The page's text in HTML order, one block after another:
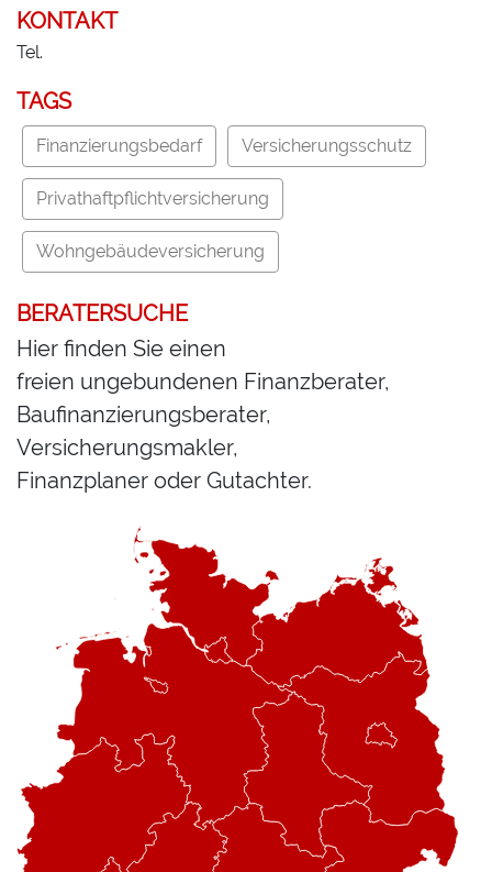
KONTAKT
Tel.
TAGS
Finanzierungsbedarf Versicherungsschutz
Privathaftpflichtversicherung
Wohngebäudeversicherung
BERATERSUCHE
Hier finden Sie einen
freien ungebundenen Finanzberater,
Baufinanzierungsberater,
Versicherungsmakler,
Finanzplaner oder Gutachter.